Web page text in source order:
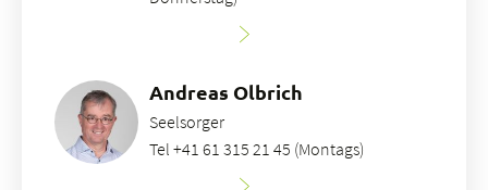
Andreas Olbrich
Seelsorger
Tel +41 61 315 21 45 (Montags)